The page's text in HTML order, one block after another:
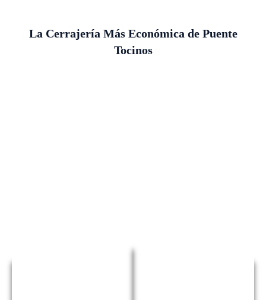
La Cerrajería Más Económica de Puente
Tocinos